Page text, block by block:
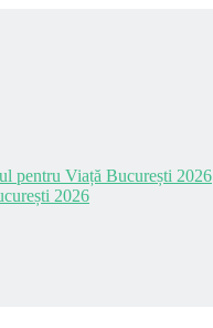
pentru Viață București 2026
2026